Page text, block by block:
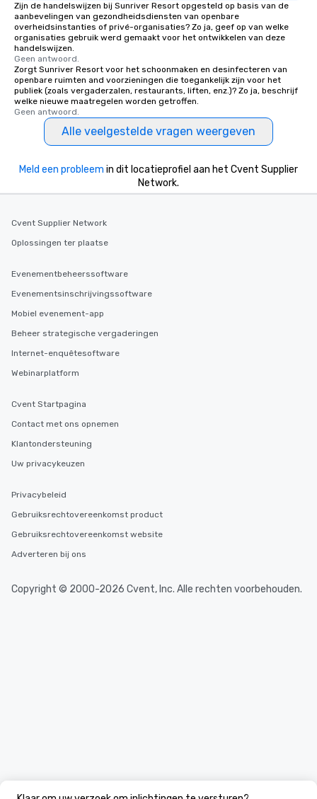
Zijn de handelswijzen bij Sunriver Resort opgesteld op basis van de
aanbevelingen van gezondheidsdiensten van openbare
overheidsinstanties of privé-organisaties? Zo ja, geef op van welke
organisaties gebruik werd gemaakt voor het ontwikkelen van deze
handelswijzen.
Geen antwoord.
Zorgt Sunriver Resort voor het schoonmaken en desinfecteren van
openbare ruimten and voorzieningen die toegankelijk zijn voor het
publiek (zoals vergaderzalen, restaurants, liften, enz.)? Zo ja, beschrijf
welke nieuwe maatregelen worden getroffen.
Geen antwoord.
Alle veelgestelde vragen weergeven
Meld een probleem in dit locatieprofiel aan het Cvent Supplier
Network.
Cvent Supplier Network
Oplossingen ter plaatse
Evenementbeheerssoftware
Evenementsinschrijvingssoftware
Mobiel evenement-app
Beheer strategische vergaderingen
Internet-enquêtesoftware
Webinarplatform
Cvent Startpagina
Contact met ons opnemen
Klantondersteuning
Uw privacykeuzen
Privacybeleid
Gebruiksrechtovereenkomst product
Gebruiksrechtovereenkomst website
Adverteren bij ons
Copyright © 2000-2026 Cvent, Inc. Alle rechten voorbehouden.